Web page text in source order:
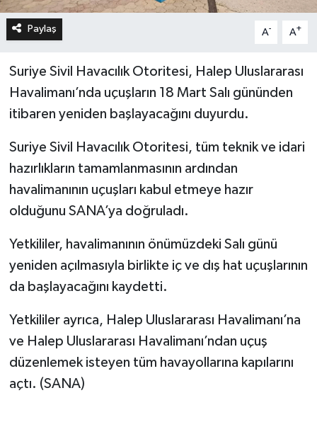
Paylaş A- A+
Suriye Sivil Havacılık Otoritesi, Halep Uluslararası
Havalimanı’nda uçuşların 18 Mart Salı gününden
itibaren yeniden başlayacağını duyurdu.
Suriye Sivil Havacılık Otoritesi, tüm teknik ve idari
hazırlıkların tamamlanmasının ardından
havalimanının uçuşları kabul etmeye hazır
olduğunu SANA’ya doğruladı.
Yetkililer, havalimanının önümüzdeki Salı günü
yeniden açılmasıyla birlikte iç ve dış hat uçuşlarının
da başlayacağını kaydetti.
Yetkililer ayrıca, Halep Uluslararası Havalimanı’na
ve Halep Uluslararası Havalimanı’ndan uçuş
düzenlemek isteyen tüm havayollarına kapılarını
açtı. (SANA)